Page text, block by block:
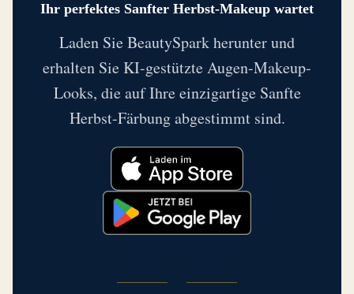
Ihr perfektes Sanfter Herbst-Makeup wartet
Laden Sie BeautySpark herunter und
erhalten Sie KI-gestützte Augen-Makeup-
Looks, die auf Ihre einzigartige Sanfte
Herbst-Färbung abgestimmt sind.